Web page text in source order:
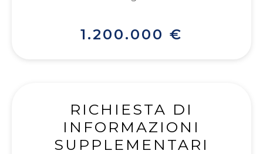
1.200.000 €
RICHIESTA DI
INFORMAZIONI
SUPPLEMENTARI